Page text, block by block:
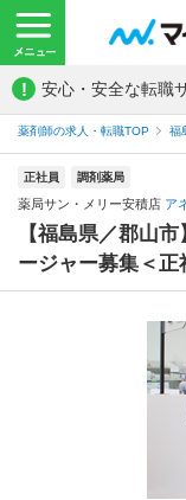
! 安心・安全な転職
薬剤師の求人・転職TOP 福
正社員 調剤薬局
薬局サン・メリー安積店 ア
【福島県／郡山
ージャー募集＜正